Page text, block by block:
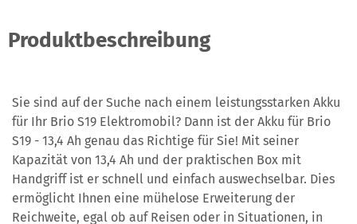
Produktbeschreibung
Sie sind auf der Suche nach einem leistungsstarken Akku
für Ihr Brio S19 Elektromobil? Dann ist der Akku für Brio
S19 - 13,4 Ah genau das Richtige für Sie! Mit seiner
Kapazität von 13,4 Ah und der praktischen Box mit
Handgriff ist er schnell und einfach auswechselbar. Dies
ermöglicht Ihnen eine mühelose Erweiterung der
Reichweite, egal ob auf Reisen oder in Situationen, in